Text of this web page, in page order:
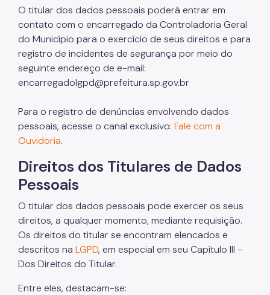
O titular dos dados pessoais poderá entrar em
contato com o encarregado da Controladoria Geral
do Município para o exercício de seus direitos e para
registro de incidentes de segurança por meio do
seguinte endereço de e-mail:
encarregadolgpd@prefeitura.sp.gov.br
Para o registro de denúncias envolvendo dados
pessoais, acesse o canal exclusivo: Fale com a
Ouvidoria.
Direitos dos Titulares de Dados
Pessoais
O titular dos dados pessoais pode exercer os seus
direitos, a qualquer momento, mediante requisição.
Os direitos do titular se encontram elencados e
descritos na LGPD, em especial em seu Capítulo III -
Dos Direitos do Titular.
Entre eles, destacam-se: